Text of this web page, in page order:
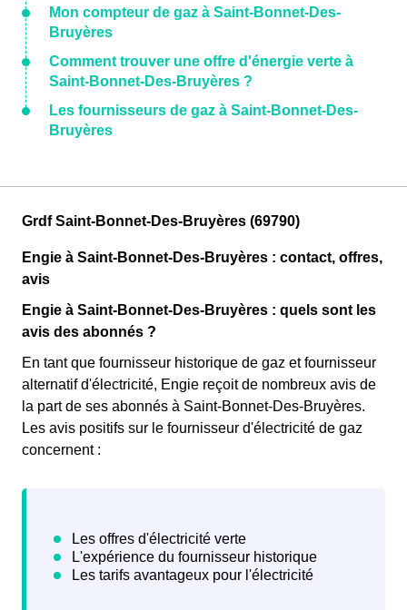
Mon compteur de gaz à Saint-Bonnet-Des-
Bruyères
Comment trouver une offre d'énergie verte à
Saint-Bonnet-Des-Bruyères ?
Les fournisseurs de gaz à Saint-Bonnet-Des-
Bruyères
Grdf Saint-Bonnet-Des-Bruyères (69790)
Engie à Saint-Bonnet-Des-Bruyères : contact, offres,
avis
Engie à Saint-Bonnet-Des-Bruyères : quels sont les
avis des abonnés ?
En tant que fournisseur historique de gaz et fournisseur
alternatif d'électricité, Engie reçoit de nombreux avis de
la part de ses abonnés à Saint-Bonnet-Des-Bruyères.
Les avis positifs sur le fournisseur d'électricité de gaz
concernent :